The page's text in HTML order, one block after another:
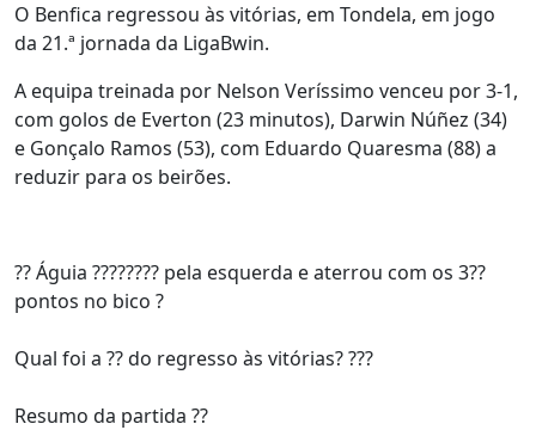
O Benfica regressou às vitórias, em Tondela, em jogo
da 21.ª jornada da LigaBwin.
A equipa treinada por Nelson Veríssimo venceu por 3-1,
com golos de Everton (23 minutos), Darwin Núñez (34)
e Gonçalo Ramos (53), com Eduardo Quaresma (88) a
reduzir para os beirões.
?? Águia ???????? pela esquerda e aterrou com os 3??
pontos no bico ?
Qual foi a ?? do regresso às vitórias? ???
Resumo da partida ??